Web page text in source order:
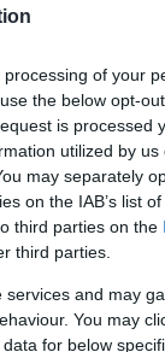
of your
the below opt-
is processed
utilized by us
may separately
on the IAB’s list
third parties on the
third parties.
and may
You may
for below